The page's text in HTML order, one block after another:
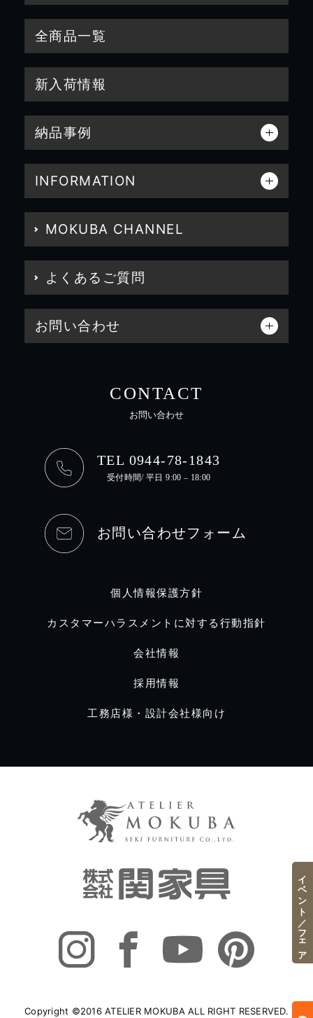
全商品一覧
新入荷情報
納品事例
INFORMATION
MOKUBA CHANNEL
よくあるご質問
お問い合わせ
CONTACT
お問い合わせ
TEL 0944-78-1843
受付時間/ 平日 9:00 – 18:00
お問い合わせフォーム
個人情報保護方針
カスタマーハラスメントに対する行動指針
会社情報
採用情報
工務店様・設計会社様向け
Copyright ©2016 ATELIER MOKUBA ALL RIGHT RESERVED.
イベント／フェア